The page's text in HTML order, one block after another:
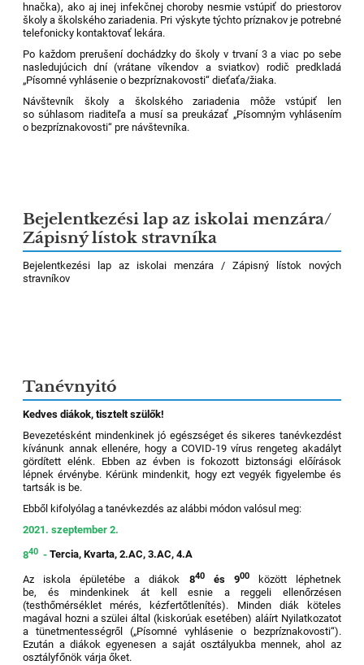
hnačka), ako aj inej infekčnej choroby nesmie vstúpiť do priestorov
školy a školského zariadenia. Pri výskyte týchto príznakov je potrebné
telefonicky kontaktovať lekára.
Po každom prerušení dochádzky do školy v trvaní 3 a viac po sebe
nasledujúcich dní (vrátane víkendov a sviatkov) rodič predkladá
„Písomné vyhlásenie o bezpríznakovosti“ dieťaťa/žiaka.
Návštevník školy a školského zariadenia môže vstúpiť len
so súhlasom riaditeľa a musí sa preukázať „Písomným vyhlásením
o bezpríznakovosti“ pre návštevníka.
Bejelentkezési lap az iskolai menzára/
Zápisný lístok stravníka
Bejelentkezési lap az iskolai menzára / Zápisný lístok nových
stravníkov
Tanévnyitó
Kedves diákok, tisztelt szülők!
Bevezetésként mindenkinek jó egészséget és sikeres tanévkezdést
kívánunk annak ellenére, hogy a COVID-19 vírus rengeteg akadályt
gördített elénk. Ebben az évben is fokozott biztonsági előírások
lépnek érvénybe. Kérünk mindenkit, hogy ezt vegyék figyelembe és
tartsák is be.
Ebből kifolyólag a tanévkezdés az alábbi módon valósul meg:
2021. szeptember 2.
840 -Tercia, Kvarta, 2.AC, 3.AC, 4.A
Az iskola épületébe a diákok 840és 900
között léphetnek
be,
és
mindenkinek át kell esnie a reggeli ellenőrzésen
(testhőmérséklet mérés, kézfertőtlenítés). Minden diák köteles
magával hozni a szülei által (kiskorúak esetében) aláírt Nyilatkozatot
a tünetmentességről („Písomné vyhlásenie o bezpríznakovosti“).
Ezután a diákok egyenesen a saját osztályukba mennek, ahol az
osztályfőnök várja őket.